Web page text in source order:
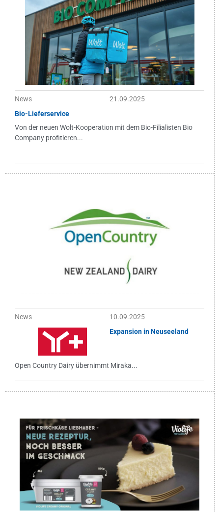
News
21.09.2025
Bio-Lieferservice
Von der neuen Wolt-Kooperation mit dem Bio-Filialisten Bio
Company profitieren...
News
10.09.2025
Expansion in Neuseeland
Open Country Dairy übernimmt Miraka...